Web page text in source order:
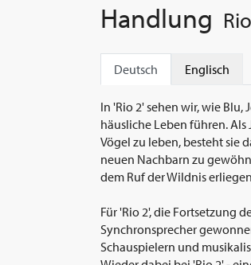
Handlung
Deutsch Englisch
In 'Rio 2' sehen wir, wie
häusliche Leben führen.
Vögel zu leben, besteht sie
neuen Nachbarn zu
dem Ruf der Wildnis
Für 'Rio 2', die Fortsetzung
Synchronsprecher
Schauspielern und